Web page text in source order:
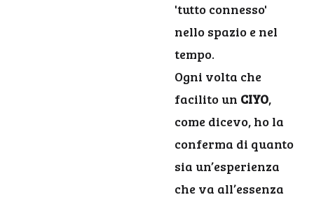
'tutto connesso'
nello spazio e nel
tempo.
Ogni volta che
facilito un CIYO,
come dicevo, ho la
conferma di quanto
sia un’esperienza
che va all’essenza